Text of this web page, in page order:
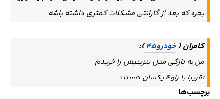
بخره که بعد از گارانتی مشکلات کمتری داشته باشه
کامران ( خودرو45 ):
من به تازگی مدل بنزینیش را خریدم
تقریبا با راو۴ یکسان هستند
برچسب‌ها